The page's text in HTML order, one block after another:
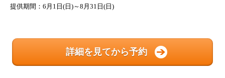
提供期間：6月1日(日)～8月31日(日)
詳細を見てから予約